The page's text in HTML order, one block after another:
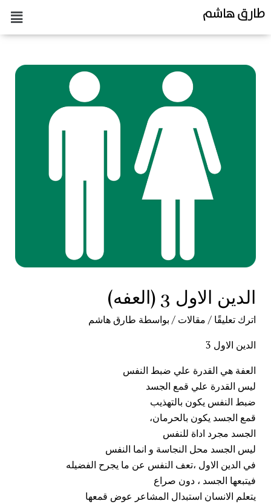
طارق هاشم
الدين الاول 3 (العفه)
اترك تعليقًا / مقالات / بواسطة طارق هاشم
الدين الاول 3
العفة هي القدرة علي ضبط النفس
ليس القدرة علي قمع الجسد
ضبط النفس يكون بالتهذيب
قمع الجسد يكون بالحرمان،
الجسد مجرد اداة للنفس
ليس الجسد محل النجاسة و انما النفس
في الدين الاول ،تعف النفس عن ما يجرح الفضيله
فيتبعها الجسد ، دون صراع
يتعلم الانسان استبدال المشاعر عوض قمعها